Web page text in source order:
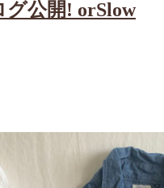
公開! orSlow